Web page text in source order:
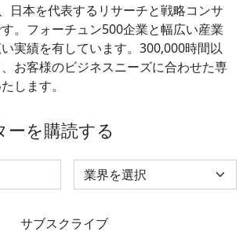
日本を代表するリサーチと戦略コンサ
。フォーチュン500企業と幅広い産業
実績を有しています。300,000時間以
お客様のビジネスニーズに合わせた専
します。
ーを購読する
Select Industry
サブスクライブ